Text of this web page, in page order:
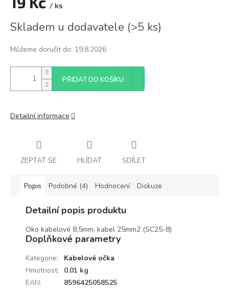
/ ks
cena:
Skladem u dodavatele (>5 ks)
Můžeme doručit do: 19.8.2026
PŘIDAT DO KOŠÍKU
Detailní informace
ZEPTAT SE HLÍDAT SDÍLET
Popis Podobné (4) Hodnocení Diskuze
Detailní popis produktu
Oko kabelové 8,5mm, kabel 25mm2 (SC25-8)
Doplňkové parametry
Kategorie:
Kabelové očka
Hmotnost:
0.01 kg
EAN: 8596425058525